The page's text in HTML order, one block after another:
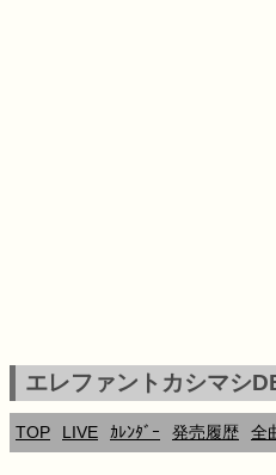
エレファントカシマシ
TOP LIVE ｶﾚﾝﾀﾞｰ 発売履歴 全